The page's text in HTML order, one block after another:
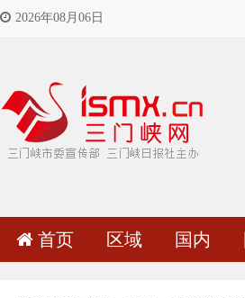
2026年08月06日
首页 区域 国内